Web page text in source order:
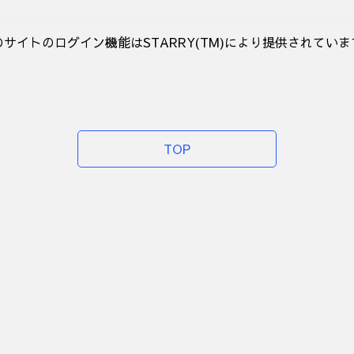
サイトのログイン機能はSTARRY(TM)により提供されていま
TOP